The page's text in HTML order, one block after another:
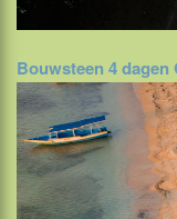
Bouwsteen 4